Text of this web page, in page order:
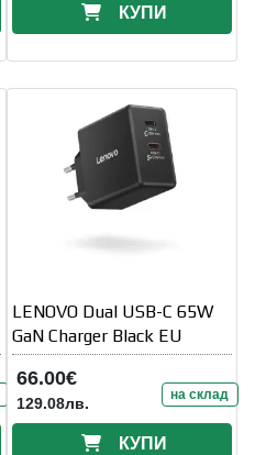
КУПИ
LENOVO Dual USB-C 65W
GaN Charger Black EU
66.00€
129.08лв. на склад
КУПИ